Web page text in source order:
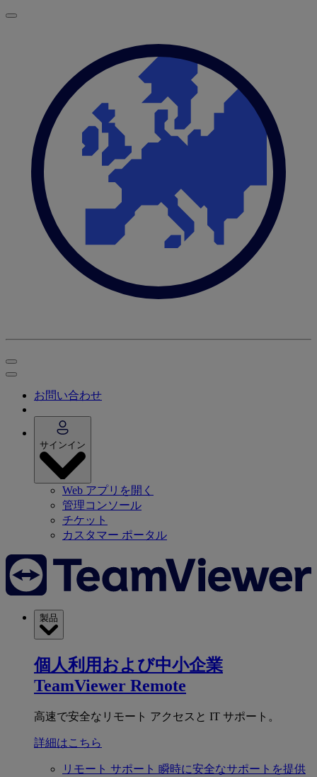
お問い合わせ
サインイン
Web アプリを開く
管理コンソール
チケット
カスタマー ポータル
製品
個人利用および中小企業
TeamViewer Remote
高速で安全なリモート アクセスと IT サポート。
詳細はこちら
リモート サポート 瞬時に安全なサポートを提供